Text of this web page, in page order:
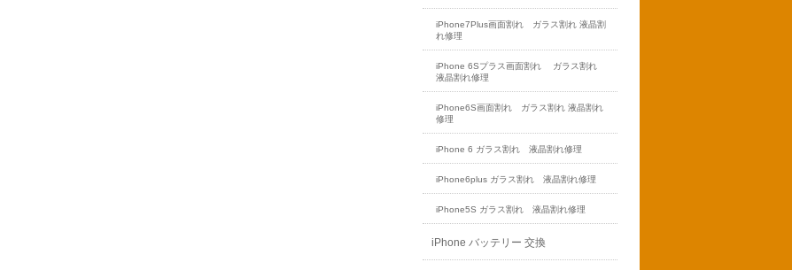
iPhone7Plus画面割れ ガラス割れ 液晶割
れ修理
iPhone 6Sプラス画面割れ ガラス割れ
液晶割れ修理
iPhone6S画面割れ ガラス割れ 液晶割れ
修理
iPhone 6 ガラス割れ 液晶割れ修理
iPhone6plus ガラス割れ 液晶割れ修理
iPhone5S ガラス割れ 液晶割れ修理
iPhone バッテリー 交換